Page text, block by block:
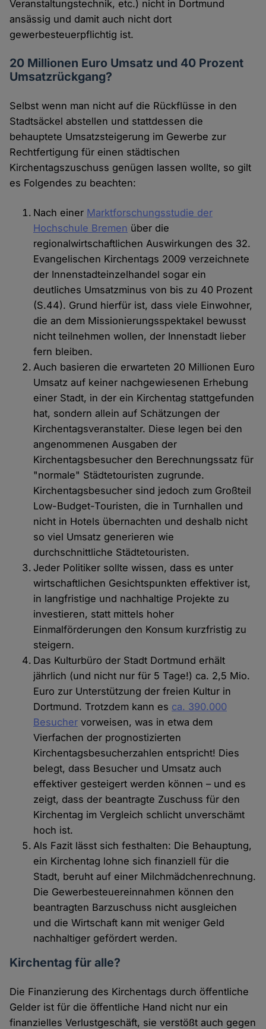
Veranstaltungstechnik, etc.) nicht in Dortmund
ansässig und damit auch nicht dort
gewerbesteuerpflichtig ist.
20 Millionen Euro Umsatz und 40 Prozent
Umsatzrückgang?
Selbst wenn man nicht auf die Rückflüsse in den
Stadtsäckel abstellen und stattdessen die
behauptete Umsatzsteigerung im Gewerbe zur
Rechtfertigung für einen städtischen
Kirchentagszuschuss genügen lassen wollte, so gilt
es Folgendes zu beachten:
Nach einer Marktforschungsstudie der
Hochschule Bremen über die
regionalwirtschaftlichen Auswirkungen des 32.
Evangelischen Kirchentags 2009 verzeichnete
der Innenstadteinzelhandel sogar ein
deutliches Umsatzminus von bis zu 40 Prozent
(S.44). Grund hierfür ist, dass viele Einwohner,
die an dem Missionierungsspektakel bewusst
nicht teilnehmen wollen, der Innenstadt lieber
fern bleiben.
Auch basieren die erwarteten 20 Millionen Euro
Umsatz auf keiner nachgewiesenen Erhebung
einer Stadt, in der ein Kirchentag stattgefunden
hat, sondern allein auf Schätzungen der
Kirchentagsveranstalter. Diese legen bei den
angenommenen Ausgaben der
Kirchentagsbesucher den Berechnungssatz für
"normale" Städtetouristen zugrunde.
Kirchentagsbesucher sind jedoch zum Großteil
Low-Budget-Touristen, die in Turnhallen und
nicht in Hotels übernachten und deshalb nicht
so viel Umsatz generieren wie
durchschnittliche Städtetouristen.
Jeder Politiker sollte wissen, dass es unter
wirtschaftlichen Gesichtspunkten effektiver ist,
in langfristige und nachhaltige Projekte zu
investieren, statt mittels hoher
Einmalförderungen den Konsum kurzfristig zu
steigern.
Das Kulturbüro der Stadt Dortmund erhält
jährlich (und nicht nur für 5 Tage!) ca. 2,5 Mio.
Euro zur Unterstützung der freien Kultur in
Dortmund. Trotzdem kann es ca. 390.000
Besucher vorweisen, was in etwa dem
Vierfachen der prognostizierten
Kirchentagsbesucherzahlen entspricht! Dies
belegt, dass Besucher und Umsatz auch
effektiver gesteigert werden können – und es
zeigt, dass der beantragte Zuschuss für den
Kirchentag im Vergleich schlicht unverschämt
hoch ist.
Als Fazit lässt sich festhalten: Die Behauptung,
ein Kirchentag lohne sich finanziell für die
Stadt, beruht auf einer Milchmädchenrechnung.
Die Gewerbesteuereinnahmen können den
beantragten Barzuschuss nicht ausgleichen
und die Wirtschaft kann mit weniger Geld
nachhaltiger gefördert werden.
Kirchentag für alle?
Die Finanzierung des Kirchentags durch öffentliche
Gelder ist für die öffentliche Hand nicht nur ein
finanzielles Verlustgeschäft, sie verstößt auch gegen